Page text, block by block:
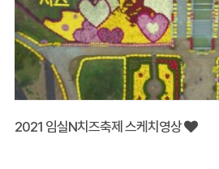
2021 임실N치즈축제 스케치영상